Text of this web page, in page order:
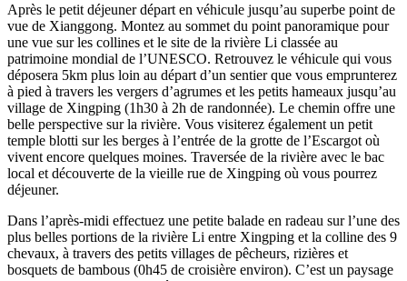
Après le petit déjeuner départ en véhicule jusqu’au superbe point de
vue de Xianggong. Montez au sommet du point panoramique pour
une vue sur les collines et le site de la rivière Li classée au
patrimoine mondial de l’UNESCO. Retrouvez le véhicule qui vous
déposera 5km plus loin au départ d’un sentier que vous emprunterez
à pied à travers les vergers d’agrumes et les petits hameaux jusqu’au
village de Xingping (1h30 à 2h de randonnée). Le chemin offre une
belle perspective sur la rivière. Vous visiterez également un petit
temple blotti sur les berges à l’entrée de la grotte de l’Escargot où
vivent encore quelques moines. Traversée de la rivière avec le bac
local et découverte de la vieille rue de Xingping où vous pourrez
déjeuner.
Dans l’après-midi effectuez une petite balade en radeau sur l’une des
plus belles portions de la rivière Li entre Xingping et la colline des 9
chevaux, à travers des petits villages de pêcheurs, rizières et
bosquets de bambous (0h45 de croisière environ). C’est un paysage